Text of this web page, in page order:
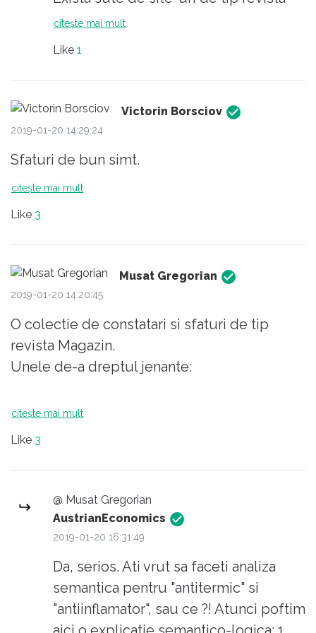
"Magazin" care publica tot felul de
La republica.ro ne asteptam insa ca
profesionistii care publica sa-si
citește mai mult
Like 1
Victorin Borsciov
2019-01-20 14:29:24
Sfaturi de bun simt.
citește mai mult
Like 3
Musat Gregorian
2019-01-20 14:20:45
O colectie de constatari si sfaturi de tip
revista Magazin.
Unele de-a dreptul jenante:
"Măsurile antitermice înseamnă paracetamol,
Paracetamolul este si el un antiinflamator,
doctore, iar ibuprofenul este utilizat in febra
pentru efectul sau... antitermic, nu
antiinflamator, lol
"O febră poate fi lăsată în pace, fără a se lua
măsuri antitermice. Organismul controlează
mai bine infecțiile la o temperatură puțin mai
citește mai mult
Like 3
@ Musat Gregorian
AustrianEconomics
2019-01-20 16:31:49
Da, serios. Ati vrut sa faceti analiza
semantica pentru "antitermic" si
"antiinflamator", sau ce ?! Atunci poftim